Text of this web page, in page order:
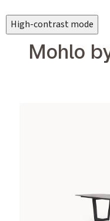
High-contrast mode
Mohlo